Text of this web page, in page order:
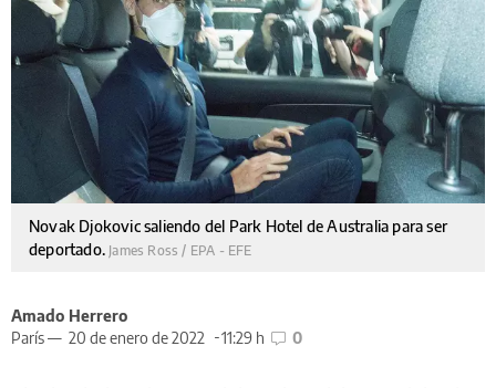
Novak Djokovic saliendo del Park Hotel de Australia para ser
deportado. James Ross / EPA - EFE
Amado Herrero
París — 20 de enero de 2022 11:29 h 0